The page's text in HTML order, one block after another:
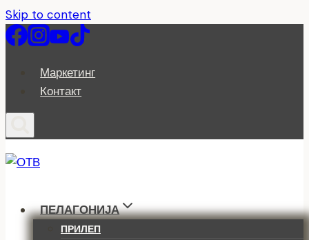
Skip to content
Маркетинг
Контакт
ПЕЛАГОНИЈА
ПРИЛЕП